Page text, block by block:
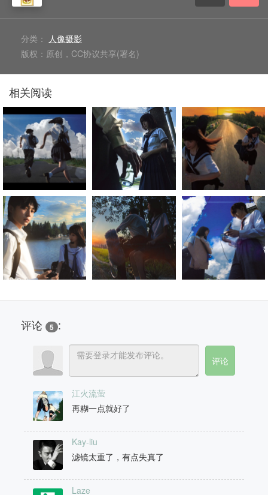
分类：
人像摄影
版权：原创，CC协议共享(署名)
相关阅读
评论 5 :
江火流萤
再糊一点就好了
Kay-liu
滤镜太重了，有点失真了
Laze